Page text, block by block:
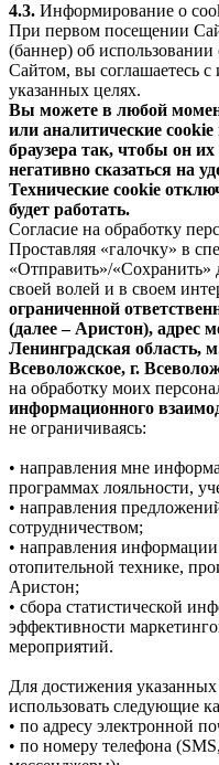
4.3. Информирование о
При первом посещении
(баннер) об
Сайтом, вы соглашаетесь с
указанных целях.
Вы можете в любой
или аналитические
браузера так, чтобы он
негативно сказаться на
Технические cookie
будет работать.
Согласие на обработку
Проставляя «галочку» в
«Отправить»/«Сохранить»
своей волей и в своем
ограниченной
(далее – Аристон), адрес
Ленинградская область,
Всеволожское, г.
на обработку моих
информационного
не ограничиваясь:
• направления мне
программах лояльности,
• направления
сотрудничеством;
• направления
отопительной технике,
Аристон;
• сбора статистической
эффективности
мероприятий.
Для достижения
использовать следующие
• по адресу электронной
• по номеру телефона